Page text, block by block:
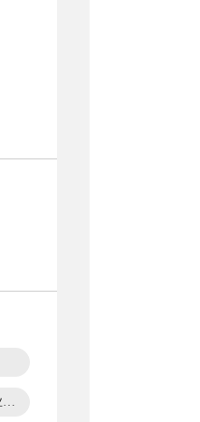
普法与依法治理科（法律职业资格管理科）